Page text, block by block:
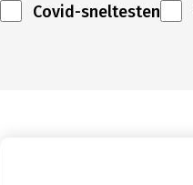
Covid-sneltesten